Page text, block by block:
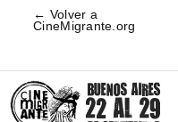
← Volver a
CineMigrante.org